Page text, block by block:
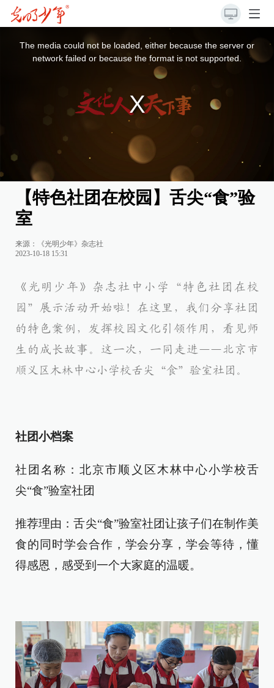
The media could not be loaded, either because the server or
network failed or because the format is not supported.
【特色社团在校园】舌尖“食”验
室
来源：《光明少年》杂志社
2023-10-18 15:31
《光明少年》杂志社中小学“特色社团在校
园”展示活动开始啦！在这里，我们分享社团
的特色案例，发挥校园文化引领作用，看见师
生的成长故事。这一次，一同走进——北京市
顺义区木林中心小学校舌尖“食”验室社团。
社团小档案
社团名称：北京市顺义区木林中心小学校舌
尖“食”验室社团
推荐理由：舌尖“食”验室社团让孩子们在制作美
食的同时学会合作，学会分享，学会等待，懂
得感恩，感受到一个大家庭的温暖。